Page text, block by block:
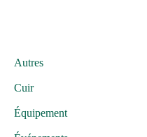
Autres
Cuir
Équipement